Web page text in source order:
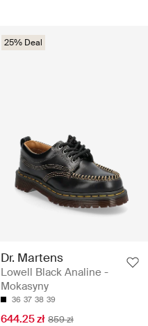
25% Deal
Dr. Martens
Lowell Black Analine -
Mokasyny
36 37 38 39
644.25 zł 859 zł